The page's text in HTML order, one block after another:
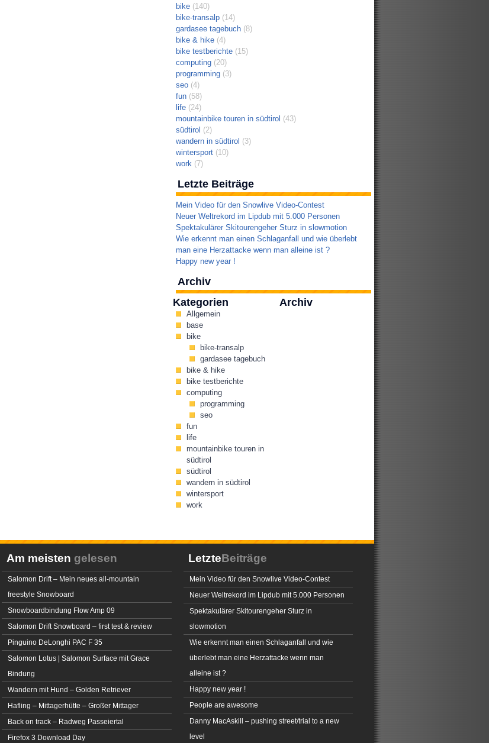
bike(140)
bike-transalp(14)
gardasee tagebuch(8)
bike & hike(4)
bike testberichte(15)
computing(20)
programming(3)
seo(4)
fun(58)
life(24)
mountainbike touren in südtirol (43)
südtirol (2)
wandern in südtirol (3)
wintersport(10)
work(7)
Letzte Beiträge
Mein Video für den Snowlive Video-Contest
Neuer Weltrekord im Lipdub mit 5.000 Personen
Spektakulärer Skitourengeher Sturz in slowmotion
Wie erkennt man einen Schlaganfall und wie überlebt
man eine Herzattacke wenn man alleine ist ?
Happy new year !
Archiv
Kategorien
Allgemein
base
bike
bike-transalp
gardasee tagebuch
bike & hike
bike testberichte
computing
programming
seo
fun
life
mountainbike touren in
südtirol
südtirol
wandern in südtirol
wintersport
work
Archiv
Am meisten gelesen
Salomon Drift – Mein neues all-mountain
freestyle Snowboard
Snowboardbindung Flow Amp 09
Salomon Drift Snowboard – first test & review
Pinguino DeLonghi PAC F 35
Salomon Lotus | Salomon Surface mit Grace
Bindung
Wandern mit Hund – Golden Retriever
Hafling – Mittagerhütte – Großer Mittager
Back on track – Radweg Passeiertal
Firefox 3 Download Day
LetzteBeiträge
Mein Video für den Snowlive Video-Contest
Neuer Weltrekord im Lipdub mit 5.000 Personen
Spektakulärer Skitourengeher Sturz in
slowmotion
Wie erkennt man einen Schlaganfall und wie
überlebt man eine Herzattacke wenn man
alleine ist ?
Happy new year !
People are awesome
Danny MacAskill – pushing street/trial to a new
level